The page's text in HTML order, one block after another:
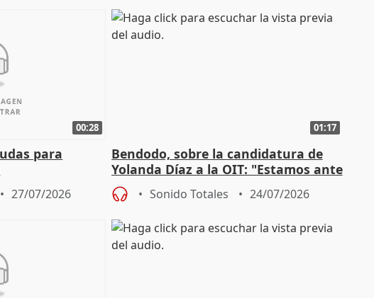
00:28
para
27/07/2026
01:17
Bendodo, sobre la candidatura de
Yolanda Díaz a la OIT: "Estamos ante
un plan de evacuación"
Sonido Totales 24/07/2026